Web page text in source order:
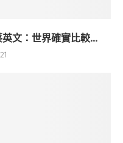
文：世界確實比較...